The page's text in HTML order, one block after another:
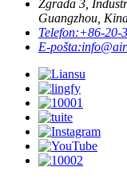
Zgrada 3,
Guangzhou,
Telefon:+86-20-
E-pošta: